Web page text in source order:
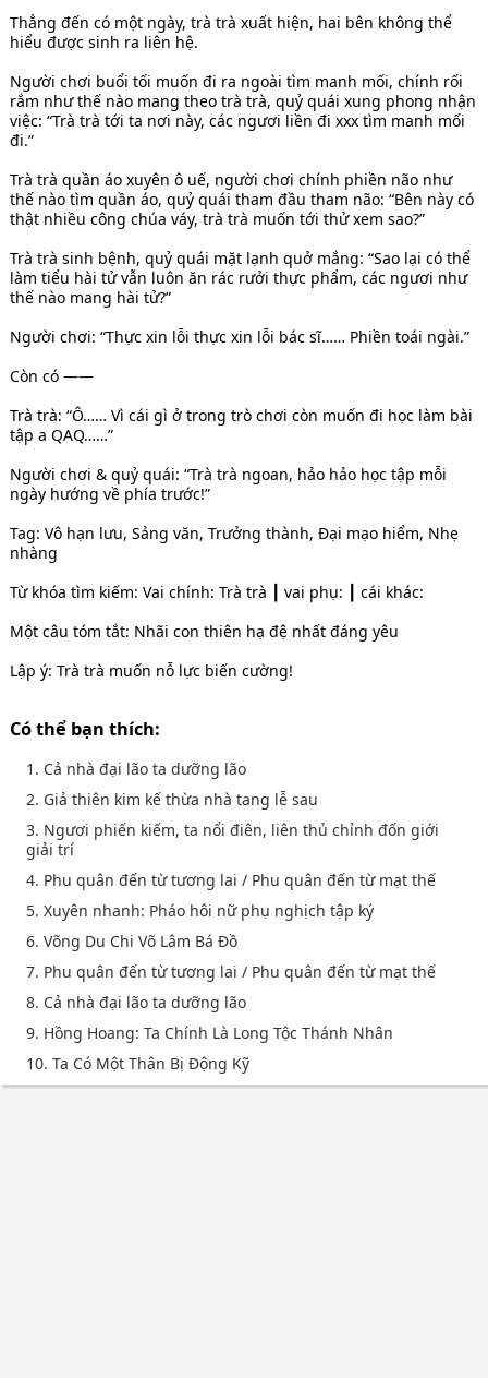
Thẳng đến có một ngày, trà trà xuất hiện, hai bên không thể
hiểu được sinh ra liên hệ.
Người chơi buổi tối muốn đi ra ngoài tìm manh mối, chính rối
rắm như thế nào mang theo trà trà, quỷ quái xung phong nhận
việc: “Trà trà tới ta nơi này, các ngươi liền đi xxx tìm manh mối
đi.”
Trà trà quần áo xuyên ô uế, người chơi chính phiền não như
thế nào tìm quần áo, quỷ quái tham đầu tham não: “Bên này có
thật nhiều công chúa váy, trà trà muốn tới thử xem sao?”
Trà trà sinh bệnh, quỷ quái mặt lạnh quở mắng: “Sao lại có thể
làm tiểu hài tử vẫn luôn ăn rác rưởi thực phẩm, các ngươi như
thế nào mang hài tử?”
Người chơi: “Thực xin lỗi thực xin lỗi bác sĩ…… Phiền toái ngài.”
Còn có ——
Trà trà: “Ô…… Vì cái gì ở trong trò chơi còn muốn đi học làm bài
tập a QAQ……”
Người chơi & quỷ quái: “Trà trà ngoan, hảo hảo học tập mỗi
ngày hướng về phía trước!”
Tag: Vô hạn lưu, Sảng văn, Trưởng thành, Đại mạo hiểm, Nhẹ
nhàng
Từ khóa tìm kiếm: Vai chính: Trà trà ┃ vai phụ: ┃ cái khác:
Một câu tóm tắt: Nhãi con thiên hạ đệ nhất đáng yêu
Lập ý: Trà trà muốn nỗ lực biến cường!
Có thể bạn thích:
1. Cả nhà đại lão ta dưỡng lão
2. Giả thiên kim kế thừa nhà tang lễ sau
3. Ngươi phiến kiếm, ta nổi điên, liên thủ chỉnh đốn giới
giải trí
4. Phu quân đến từ tương lai / Phu quân đến từ mạt thế
5. Xuyên nhanh: Pháo hôi nữ phụ nghịch tập ký
6. Võng Du Chi Võ Lâm Bá Đồ
7. Phu quân đến từ tương lai / Phu quân đến từ mạt thế
8. Cả nhà đại lão ta dưỡng lão
9. Hồng Hoang: Ta Chính Là Long Tộc Thánh Nhân
10. Ta Có Một Thân Bị Động Kỹ